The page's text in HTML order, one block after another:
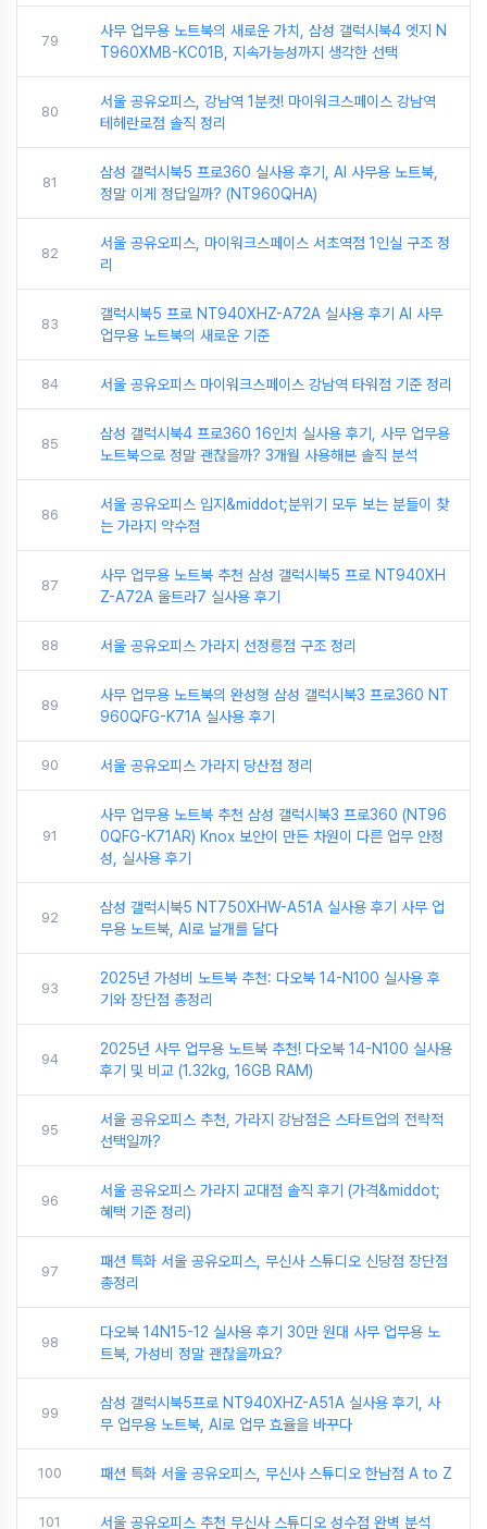
79
사무 업무용 노트북의 새로운 가치, 삼성 갤럭시북4 엣지 N
T960XMB-KC01B, 지속가능성까지 생각한 선택
80
서울 공유오피스, 강남역 1분컷! 마이워크스페이스 강남역
테헤란로점 솔직 정리
81
삼성 갤럭시북5 프로360 실사용 후기, AI 사무용 노트북,
정말 이게 정답일까? (NT960QHA)
82
서울 공유오피스, 마이워크스페이스 서초역점 1인실 구조 정
리
83
갤럭시북5 프로 NT940XHZ-A72A 실사용 후기 AI 사무
업무용 노트북의 새로운 기준
84 서울 공유오피스 마이워크스페이스 강남역 타워점 기준 정리
85
삼성 갤럭시북4 프로360 16인치 실사용 후기, 사무 업무용
노트북으로 정말 괜찮을까? 3개월 사용해본 솔직 분석
86
서울 공유오피스 입지&middot;분위기 모두 보는 분들이 찾
는 가라지 약수점
87
사무 업무용 노트북 추천 삼성 갤럭시북5 프로 NT940XH
Z-A72A 울트라7 실사용 후기
88 서울 공유오피스 가라지 선정릉점 구조 정리
89
사무 업무용 노트북의 완성형 삼성 갤럭시북3 프로360 NT
960QFG-K71A 실사용 후기
90 서울 공유오피스 가라지 당산점 정리
91
사무 업무용 노트북 추천 삼성 갤럭시북3 프로360 (NT96
0QFG-K71AR) Knox 보안이 만든 차원이 다른 업무 안정
성, 실사용 후기
92
삼성 갤럭시북5 NT750XHW-A51A 실사용 후기 사무 업
무용 노트북, AI로 날개를 달다
93
2025년 가성비 노트북 추천: 다오북 14-N100 실사용 후
기와 장단점 총정리
94
2025년 사무 업무용 노트북 추천! 다오북 14-N100 실사용
후기 및 비교 (1.32kg, 16GB RAM)
95
서울 공유오피스 추천, 가라지 강남점은 스타트업의 전략적
선택일까?
96
서울 공유오피스 가라지 교대점 솔직 후기 (가격&middot;
혜택 기준 정리)
97
패션 특화 서울 공유오피스, 무신사 스튜디오 신당점 장단점
총정리
98
다오북 14N15-12 실사용 후기 30만 원대 사무 업무용 노
트북, 가성비 정말 괜찮을까요?
99
삼성 갤럭시북5프로 NT940XHZ-A51A 실사용 후기, 사
무 업무용 노트북, AI로 업무 효율을 바꾸다
100 패션 특화 서울 공유오피스, 무신사 스튜디오 한남점 A to Z
101 서울 공유오피스 추천 무신사 스튜디오 성수점 완벽 분석